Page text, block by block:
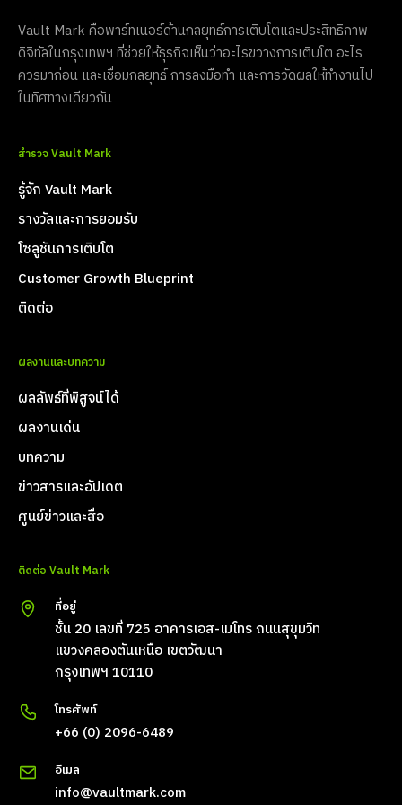
Vault Mark คือพาร์ทเนอร์ด้านกลยุทธ์การเติบโตและประสิทธิภาพ
ดิจิทัลในกรุงเทพฯ ที่ช่วยให้ธุรกิจเห็นว่าอะไรขวางการเติบโต อะไร
ควรมาก่อน และเชื่อมกลยุทธ์ การลงมือทำ และการวัดผลให้ทำงานไป
ในทิศทางเดียวกัน
สำรวจ Vault Mark
รู้จัก Vault Mark
รางวัลและการยอมรับ
โซลูชันการเติบโต
Customer Growth Blueprint
ติดต่อ
ผลงานและบทความ
ผลลัพธ์ที่พิสูจน์ได้
ผลงานเด่น
บทความ
ข่าวสารและอัปเดต
ศูนย์ข่าวและสื่อ
ติดต่อ Vault Mark
ที่อยู่
ชั้น 20 เลขที่ 725 อาคารเอส-เมโทร ถนนสุขุมวิท
แขวงคลองตันเหนือ เขตวัฒนา
กรุงเทพฯ 10110
โทรศัพท์
+66 (0) 2096-6489
อีเมล
info@vaultmark.com